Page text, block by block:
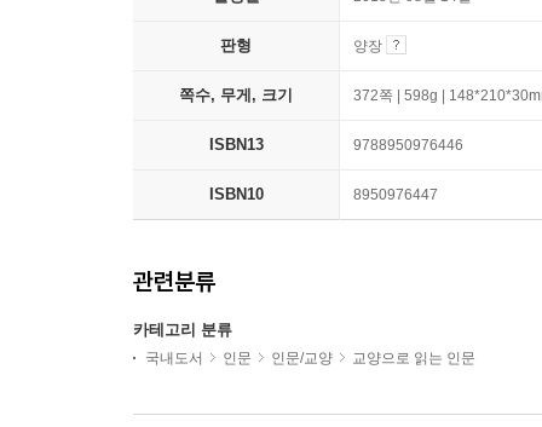
판형 양장
쪽수, 무게, 크기 372쪽 | 598g |
ISBN13 9788950976446
ISBN10 8950976447
관련분류
카테고리 분류
국내도서 인문 인문/교양 교양으로 읽는 인문